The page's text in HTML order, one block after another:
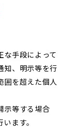
な手段によって
知、明示等を行
囲を超えた個人
示等する場合
ます。